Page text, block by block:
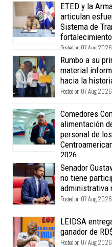
ETED y la
articulan
Sistema de
Posted on 07 Aug
Rumbo a su
material
hacia la
Posted on 07 Aug
Comedores
alimentación
personal de
2026
Posted on 07 Aug 2026 - 0 Comments
Senador
no tiene
administrativa
Posted on 07 Aug
LEIDSA
ganador de
Posted on 07 Aug